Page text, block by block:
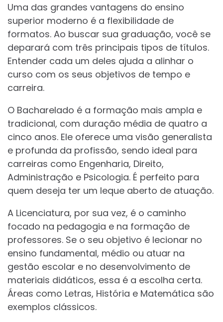
Uma das grandes vantagens do ensino
superior moderno é a flexibilidade de
formatos. Ao buscar sua graduação, você se
deparará com três principais tipos de títulos.
Entender cada um deles ajuda a alinhar o
curso com os seus objetivos de tempo e
carreira.
O Bacharelado é a formação mais ampla e
tradicional, com duração média de quatro a
cinco anos. Ele oferece uma visão generalista
e profunda da profissão, sendo ideal para
carreiras como Engenharia, Direito,
Administração e Psicologia. É perfeito para
quem deseja ter um leque aberto de atuação.
A Licenciatura, por sua vez, é o caminho
focado na pedagogia e na formação de
professores. Se o seu objetivo é lecionar no
ensino fundamental, médio ou atuar na
gestão escolar e no desenvolvimento de
materiais didáticos, essa é a escolha certa.
Áreas como Letras, História e Matemática são
exemplos clássicos.